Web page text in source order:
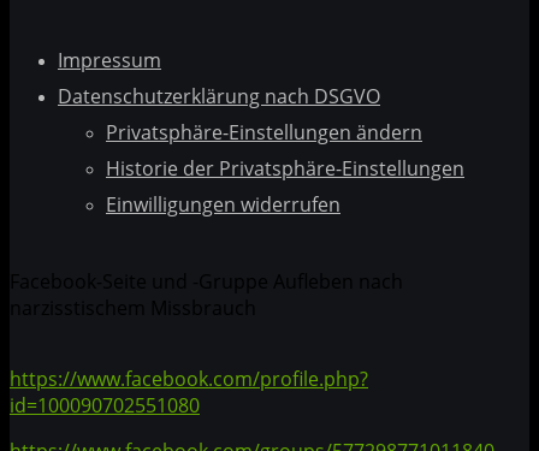
Impressum
Datenschutzerklärung nach DSGVO
Privatsphäre-Einstellungen ändern
Historie der Privatsphäre-Einstellungen
Einwilligungen widerrufen
Facebook-Seite und -Gruppe Aufleben nach
narzisstischem Missbrauch
https://www.facebook.com/profile.php?
id=100090702551080